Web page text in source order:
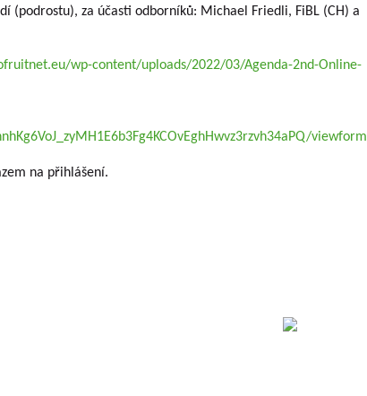
(podrostu), za účasti odborníků: Michael Friedli, FiBL (CH) a
wp-content/uploads/2022/03/Agenda-2nd-Online-
viewform
na přihlášení.
decades. The
grown on the
projects